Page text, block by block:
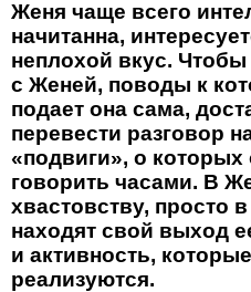
Женя чаще всего
начитанна,
неплохой вкус.
с Женей, поводы к
подает она сама,
перевести разговор
«подвиги», о которых
говорить часами. В
хвастовству, просто
находят свой выход
и активность,
реализуются.